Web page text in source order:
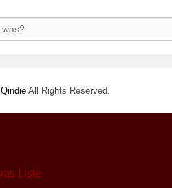
Qindie All Rights Reserved.
Liste